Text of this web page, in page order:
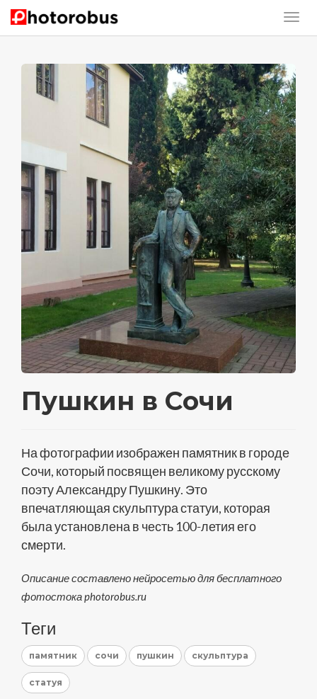
Пушкин в Сочи
На фотографии изображен памятник в городе
Сочи, который посвящен великому русскому
поэту Александру Пушкину. Это
впечатляющая скульптура статуи, которая
была установлена в честь 100-летия его
смерти.
Описание составлено нейросетью для бесплатного
фотостока photorobus.ru
Теги
памятник сочи пушкин скульптура
статуя